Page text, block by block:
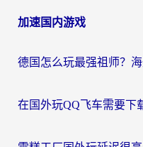
加速国内游戏